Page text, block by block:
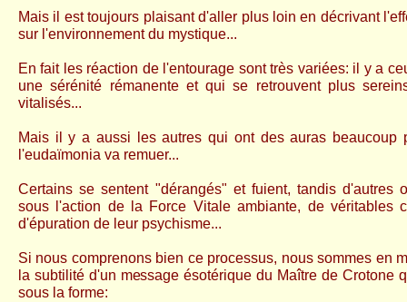
Mais il est toujours plaisant d'aller plus loin en décrivant
sur l'environnement du mystique...
En fait les réaction de l'entourage sont très variées: il y a
une sérénité rémanente et qui se retrouvent plus
vitalisés...
Mais il y a aussi les autres qui ont des auras beaucoup
l'eudaïmonia va remuer...
Certains se sentent "dérangés" et fuient, tandis d'autres
sous l'action de la Force Vitale ambiante, de véritables
d'épuration de leur psychisme...
Si nous comprenons bien ce processus, nous sommes en
la subtilité d'un message ésotérique du Maître de Crotone
sous la forme: